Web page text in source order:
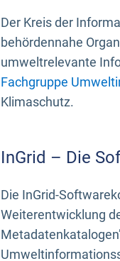
Der Kreis der
behördennahe
umweltrelevante
Fachgruppe
Klimaschutz.
InGrid – Die
Die InGrid-
Weiterentwicklung